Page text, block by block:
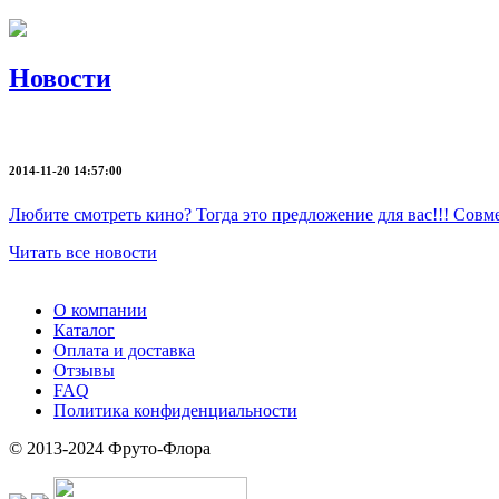
Новости
2014-11-20 14:57:00
Любите смотреть кино? Тогда это предложение для вас!!!
Читать все новости
О компании
Каталог
Оплата и доставка
Отзывы
FAQ
Политика конфиденциальности
© 2013-2024 Фруто-Флора